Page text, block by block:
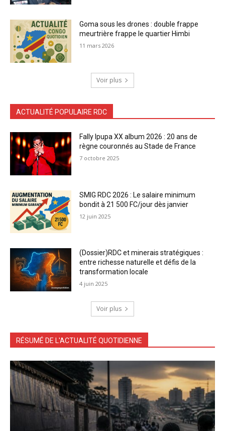
Goma sous les drones : double frappe
meurtrière frappe le quartier Himbi
11 mars 2026
Voir plus
ACTUALITÉ POPULAIRE RDC
Fally Ipupa XX album 2026 : 20 ans de
règne couronnés au Stade de France
7 octobre 2025
SMIG RDC 2026 : Le salaire minimum
bondit à 21 500 FC/jour dès janvier
12 juin 2025
(Dossier)RDC et minerais stratégiques :
entre richesse naturelle et défis de la
transformation locale
4 juin 2025
Voir plus
RÉSUMÉ DE L'ACTUALITÉ QUOTIDIENNE